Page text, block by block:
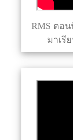
RMS ตอ
มาเรี